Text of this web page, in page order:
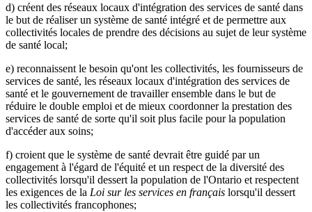
d) créent des réseaux locaux d'intégration des services de santé dans
le but de réaliser un système de santé intégré et de permettre aux
collectivités locales de prendre des décisions au sujet de leur système
de santé local;
e) reconnaissent le besoin qu'ont les collectivités, les fournisseurs de
services de santé, les réseaux locaux d'intégration des services de
santé et le gouvernement de travailler ensemble dans le but de
réduire le double emploi et de mieux coordonner la prestation des
services de santé de sorte qu'il soit plus facile pour la population
d'accéder aux soins;
f) croient que le système de santé devrait être guidé par un
engagement à l'égard de l'équité et un respect de la diversité des
collectivités lorsqu'il dessert la population de l'Ontario et respectent
les exigences de la Loi sur les services en français lorsqu'il dessert
les collectivités francophones;